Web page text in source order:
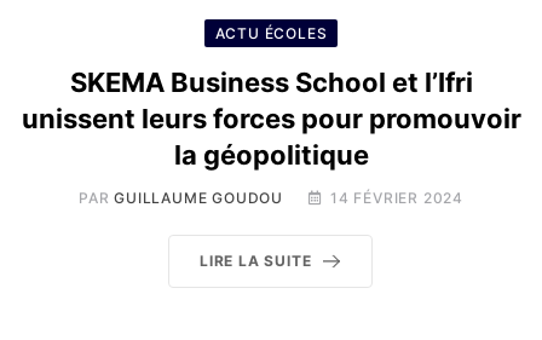
ACTU ÉCOLES
SKEMA Business School et l’Ifri
unissent leurs forces pour promouvoir
la géopolitique
PARGUILLAUME GOUDOU 14 FÉVRIER 2024
LIRE LA SUITE